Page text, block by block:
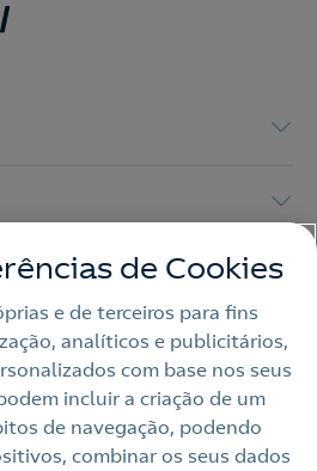
de Cookies
e de terceiros para fins
analíticos e publicitários,
com base nos seus
incluir a criação de um
de navegação, podendo
combinar os seus dados